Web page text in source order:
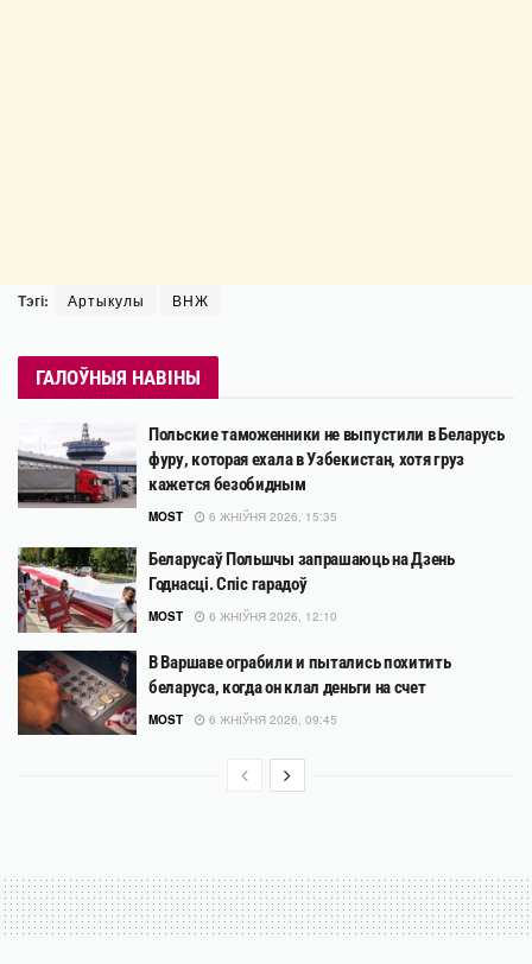
Тэгі: Артыкулы ВНЖ
ГАЛОЎНЫЯ НАВІНЫ
Польские таможенники не выпустили в Беларусь
фуру, которая ехала в Узбекистан, хотя груз
кажется безобидным
MOST 6 ЖНІЎНЯ 2026, 15:35
Беларусаў Польшчы запрашаюць на Дзень
Годнасці. Спіс гарадоў
MOST 6 ЖНІЎНЯ 2026, 12:10
В Варшаве ограбили и пытались похитить
беларуса, когда он клал деньги на счет
MOST 6 ЖНІЎНЯ 2026, 09:45